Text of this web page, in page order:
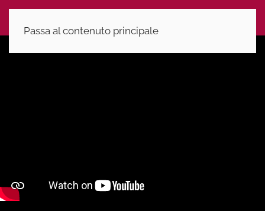
Passa al contenuto principale